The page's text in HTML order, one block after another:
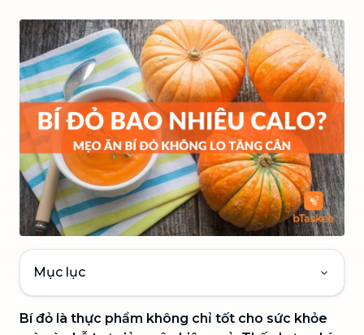
Mục lục
Bí đỏ là thực phẩm không chỉ tốt cho sức khỏe